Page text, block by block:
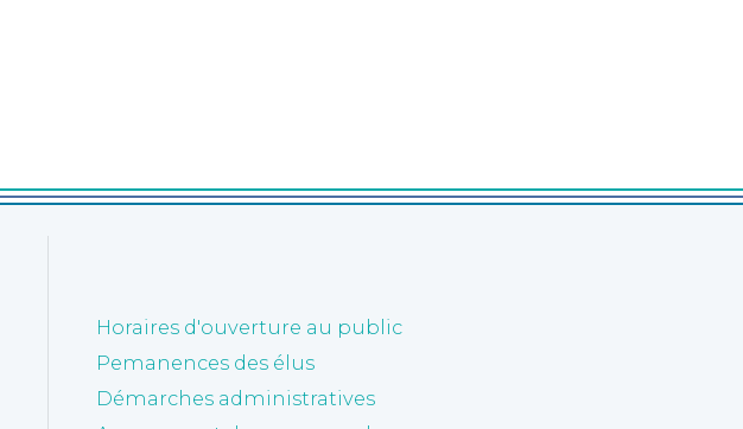
Horaires d'ouverture au public
Pemanences des élus
Démarches administratives